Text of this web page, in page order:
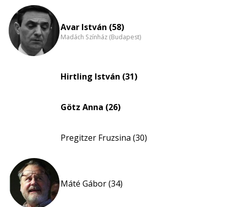
Avar István (58)
Madách Színház (Budapest)
Hirtling István (31)
Götz Anna (26)
Pregitzer Fruzsina (30)
Máté Gábor (34)